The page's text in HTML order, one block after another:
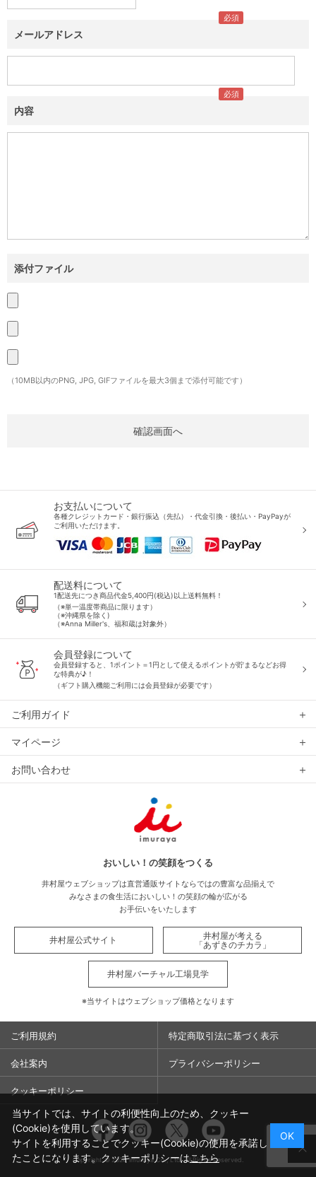
メールアドレス
内容
添付ファイル
（10MB以内のPNG, JPG, GIFファイルを最大3個まで添付可能です）
お支払いについて
各種クレジットカード・銀行振込（先払）・代金引換・後払い・PayPayが
ご利用いただけます。
配送料について
1配送先につき商品代金5,400円(税込)以上送料無料！
（※単一温度帯商品に限ります）
（※沖縄県を除く)
（※Anna Miller's、福和蔵は対象外）
会員登録について
会員登録すると、1ポイント＝1円として使えるポイントが貯まるなどお得
な特典が♪！
（ギフト購入機能ご利用には会員登録が必要です）
ご利用ガイド
マイページ
お問い合わせ
おいしい！の笑顔をつくる
井村屋ウェブショップは直営通販サイトならではの豊富な品揃えで
みなさまの食生活においしい！の笑顔の輪が広がる
お手伝いをいたします
井村屋公式サイト
井村屋が考える
「あずきのチカラ」
井村屋バーチャル工場見学
※当サイトはウェブショップ価格となります
ご利用規約 特定商取引法に基づく表示
会社案内 プライバシーポリシー
クッキーポリシー
FacebookInstagramTwitter
Copyright © 2026Imuraya Co., Ltd. All Rights Reserved.
当サイトでは、サイトの利便性向上のため、クッキー
(Cookie)を使用しています。
サイトを利用することでクッキー(Cookie)の使用を承諾し
たことになります。クッキーポリシーはこちら
OK